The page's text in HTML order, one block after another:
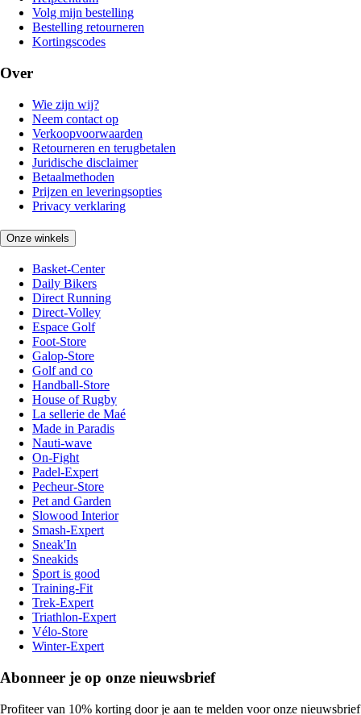
Volg mijn bestelling
Bestelling retourneren
Kortingscodes
Over
Wie zijn wij?
Neem contact op
Verkoopvoorwaarden
Retourneren en terugbetalen
Juridische disclaimer
Betaalmethoden
Prijzen en leveringsopties
Privacy verklaring
Onze winkels
Basket-Center
Daily Bikers
Direct Running
Direct-Volley
Espace Golf
Foot-Store
Galop-Store
Golf and co
Handball-Store
House of Rugby
La sellerie de Maé
Made in Paradis
Nauti-wave
On-Fight
Padel-Expert
Pecheur-Store
Pet and Garden
Slowood Interior
Smash-Expert
Sneak'In
Sneakids
Sport is good
Training-Fit
Trek-Expert
Triathlon-Expert
Vélo-Store
Winter-Expert
Abonneer je op onze nieuwsbrief
Profiteer van 10% korting door je aan te melden voor onze nieuwsbrief